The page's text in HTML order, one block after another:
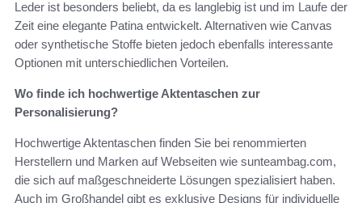
Leder ist besonders beliebt, da es langlebig ist und im Laufe der
Zeit eine elegante Patina entwickelt. Alternativen wie Canvas
oder synthetische Stoffe bieten jedoch ebenfalls interessante
Optionen mit unterschiedlichen Vorteilen.
Wo finde ich hochwertige Aktentaschen zur
Personalisierung?
Hochwertige Aktentaschen finden Sie bei renommierten
Herstellern und Marken auf Webseiten wie sunteambag.com,
die sich auf maßgeschneiderte Lösungen spezialisiert haben.
Auch im Großhandel gibt es exklusive Designs für individuelle